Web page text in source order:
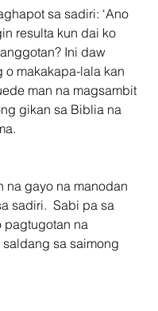
sa sadiri: ‘Ano
resulta kun dai ko
Ini daw
o makakapa-lala kan
man na magsambit
gikan sa Biblia na
na gayo na manodan
sadiri.  Sabi pa sa
pagtugotan na
sa saimong